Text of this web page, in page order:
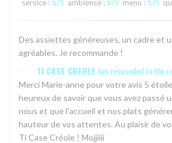
service : 5/5 ambience : 5/5 menu : 5/5
Des assiettes généreuses, un cadre et
agréables. Je recommande !
TI CASE CREOLE has responded to the
Merci Marie-anne pour votre avis 5
heureux de savoir que vous avez passé
nous et que l'accueil et nos plats
hauteur de vos attentes. Au plaisir de
Ti Case Créole ! Mojjiiii